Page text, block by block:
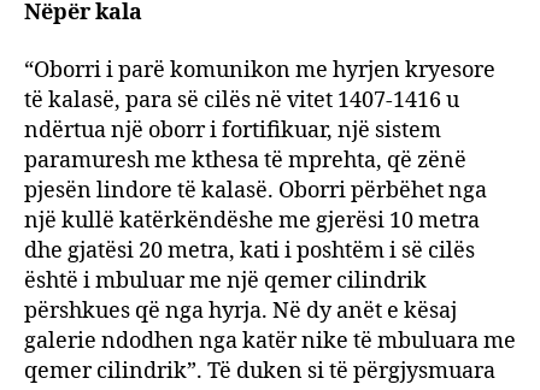
Nëpër kala
“Oborri i parë komunikon me hyrjen kryesore
të kalasë, para së cilës në vitet 1407-1416 u
ndërtua një oborr i fortifikuar, një sistem
paramuresh me kthesa të mprehta, që zënë
pjesën lindore të kalasë. Oborri përbëhet nga
një kullë katërkëndëshe me gjerësi 10 metra
dhe gjatësi 20 metra, kati i poshtëm i së cilës
është i mbuluar me një qemer cilindrik
përshkues që nga hyrja. Në dy anët e kësaj
galerie ndodhen nga katër nike të mbuluara me
qemer cilindrik”. Të duken si të përgjysmuara